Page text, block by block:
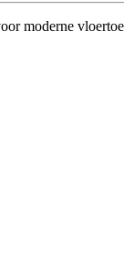
moderne